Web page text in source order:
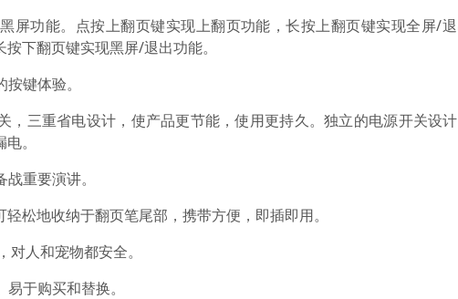
屏功能。点按上翻页键实现上翻页功能，长按上翻页键实现全屏/
下翻页键实现黑屏/退出功能。
键体验。
，三重省电设计，使产品更节能，使用更持久。独立的电源开关设
。
重要演讲。
松地收纳于翻页笔尾部，携带方便，即插即用。
人和宠物都安全。
于购买和替换。